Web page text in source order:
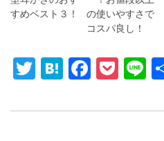
すめベスト３！
の使いやすさで
コスパ良し！
T
tt
H
e
F
c
P
ck
Li
e